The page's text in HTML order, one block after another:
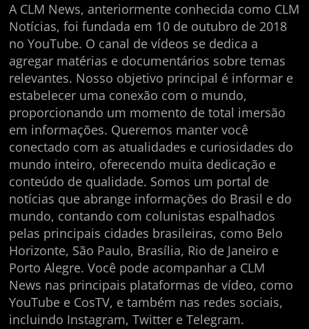
A CLM News, anteriormente conhecida como CLM
Notícias, foi fundada em 10 de outubro de 2018
no YouTube. O canal de vídeos se dedica a
agregar matérias e documentários sobre temas
relevantes. Nosso objetivo principal é informar e
estabelecer uma conexão com o mundo,
proporcionando um momento de total imersão
em informações. Queremos manter você
conectado com as atualidades e curiosidades do
mundo inteiro, oferecendo muita dedicação e
conteúdo de qualidade. Somos um portal de
notícias que abrange informações do Brasil e do
mundo, contando com colunistas espalhados
pelas principais cidades brasileiras, como Belo
Horizonte, São Paulo, Brasília, Rio de Janeiro e
Porto Alegre. Você pode acompanhar a CLM
News nas principais plataformas de vídeo, como
YouTube e CosTV, e também nas redes sociais,
incluindo Instagram, Twitter e Telegram.